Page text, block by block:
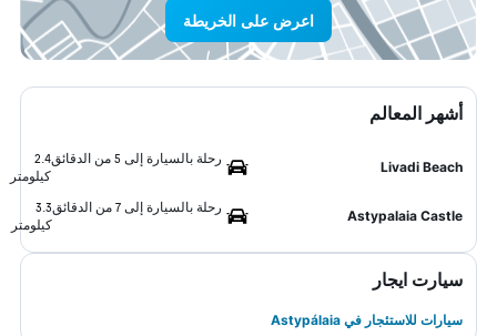
اعرض على الخريطة
أشهر المعالم
Livadi Beach
رحلة بالسيارة إلى 5 من الدقائق
2.4
كيلومتر
Astypalaia Castle
رحلة بالسيارة إلى 7 من الدقائق
3.3
كيلومتر
سيارت ايجار
سيارات للاستئجار في Astypálaia